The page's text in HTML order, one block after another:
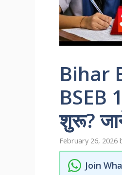
Bihar
BSEB
शुरू?
February 26, 2026
Join